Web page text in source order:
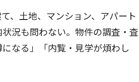
、土地、マンション、アパート
況も問わない。物件の調査・査
なる」「内覧・見学が煩わし